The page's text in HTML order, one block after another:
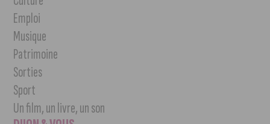
Emploi
Musique
Patrimoine
Sorties
Sport
Un film, un livre, un son